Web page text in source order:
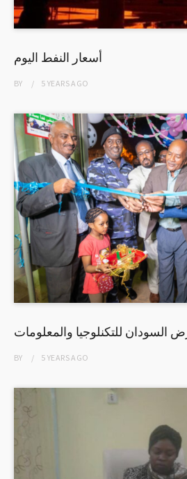
أسعار النفط اليوم
BY 5 YEARSAGO
السودان للتكنلوجيا والمعلومات
BY 5 YEARSAGO